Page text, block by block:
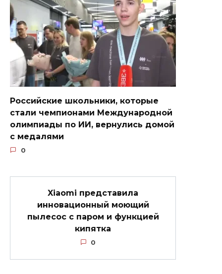
Российские школьники, которые
стали чемпионами Международной
олимпиады по ИИ, вернулись домой
с медалями
0
Xiaomi представила
инновационный моющий
пылесос с паром и функцией
кипятка
0